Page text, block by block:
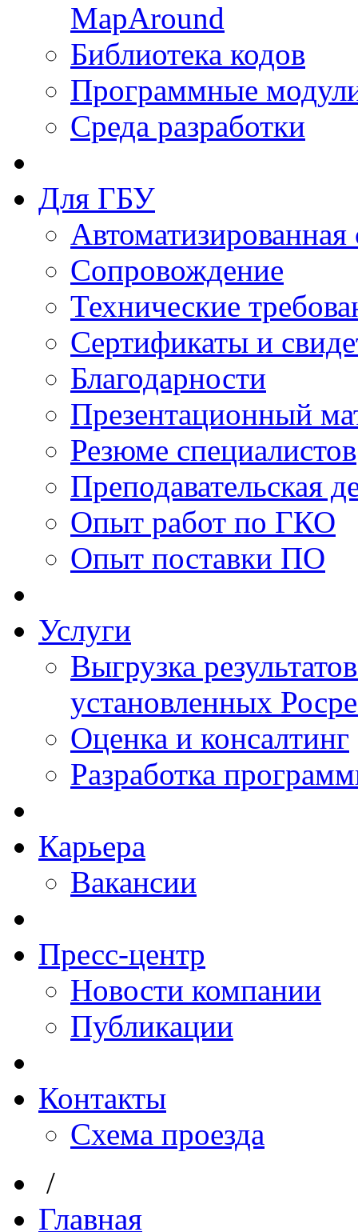
MapAround
Библиотека кодов
Программные
Среда разработки
Для ГБУ
Сопровождение
Технические
Сертификаты и
Благодарности
Презентационный
Резюме специалистов
Преподавательская
Опыт работ по ГКО
Опыт поставки ПО
Услуги
Выгрузка
установленных
Оценка и консалтинг
Разработка
Карьера
Вакансии
Пресс-центр
Новости компании
Публикации
Контакты
Схема проезда
/
Главная